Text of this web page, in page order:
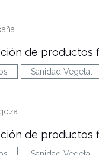
de productos
Sanidad Vegetal
de productos